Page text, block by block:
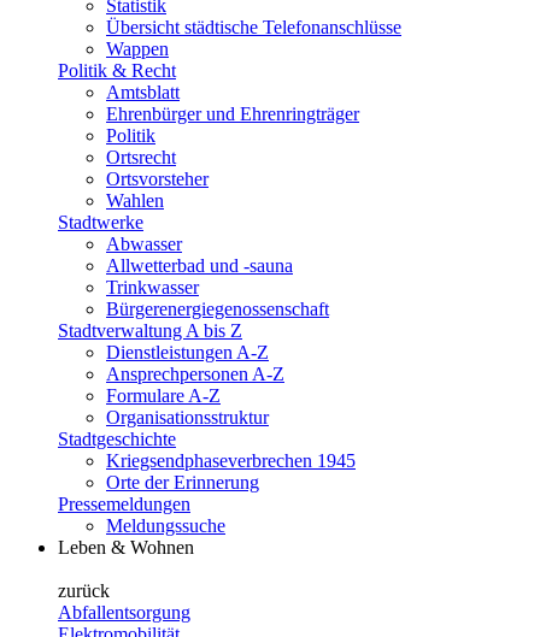
Statistik
Übersicht städtische Telefonanschlüsse
Wappen
Politik & Recht
Amtsblatt
Ehrenbürger und Ehrenringträger
Politik
Ortsrecht
Ortsvorsteher
Wahlen
Stadtwerke
Abwasser
Allwetterbad und -sauna
Trinkwasser
Bürgerenergiegenossenschaft
Stadtverwaltung A bis Z
Dienstleistungen A-Z
Ansprechpersonen A-Z
Formulare A-Z
Organisationsstruktur
Stadtgeschichte
Kriegsendphaseverbrechen 1945
Orte der Erinnerung
Pressemeldungen
Meldungssuche
Leben & Wohnen
zurück
Abfallentsorgung